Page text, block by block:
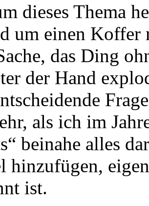
dieses Thema
um einen Koffer
das Ding
der Hand
als ich im
beinahe alles
hinzufügen,
ist.